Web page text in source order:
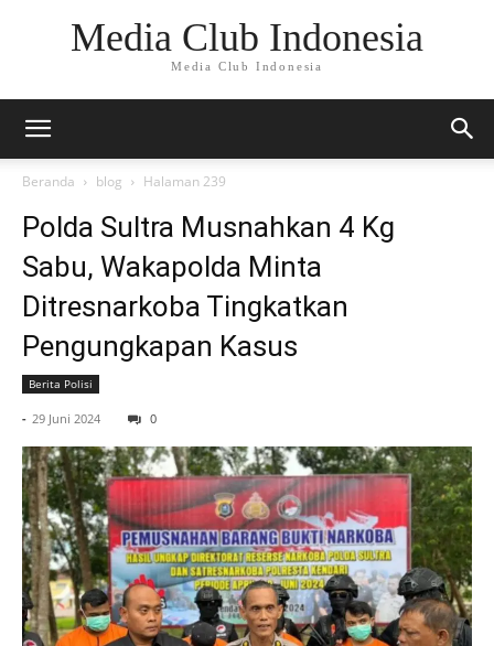
Media Club Indonesia
Media Club Indonesia
Beranda blog Halaman 239
Polda Sultra Musnahkan 4 Kg
Sabu, Wakapolda Minta
Ditresnarkoba Tingkatkan
Pengungkapan Kasus
Berita Polisi
- 29 Juni 2024 0